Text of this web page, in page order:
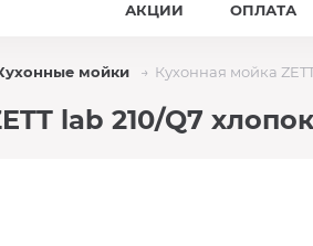
АКЦИИ ОПЛАТА
мойки Кухонная мойка
lab 210/Q7